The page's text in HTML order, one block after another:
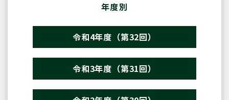
年度別
令和4年度（第32回）
令和3年度（第31回）